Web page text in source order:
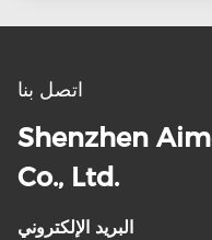
اتصل بنا
Shenzhen
Co., Ltd.
البريد الإلكتروني